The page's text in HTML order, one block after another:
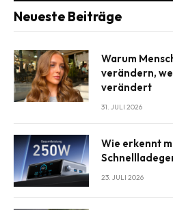
Neueste Beiträge
Warum
verändern,
verändert
31. JULI 2026
Wie erkennt
23. JULI 2026